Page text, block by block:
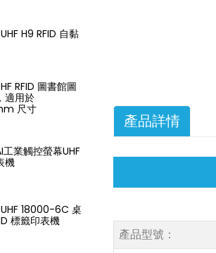
H9 RFID 自黏
RFID 圖書館圖
適用於
尺寸
工業觸控螢幕UHF
機
18000-6C 桌
標籤印表機
產品詳情
產品型號：